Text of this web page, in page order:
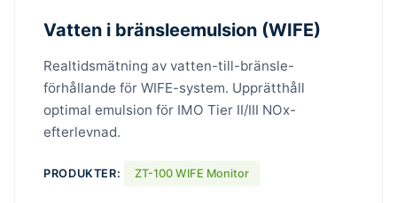
Vatten i bränsleemulsion (WIFE)
Realtidsmätning av vatten-till-bränsle-
förhållande för WIFE-system. Upprätthåll
optimal emulsion för IMO Tier II/III NOx-
efterlevnad.
PRODUKTER: ZT-100 WIFE Monitor